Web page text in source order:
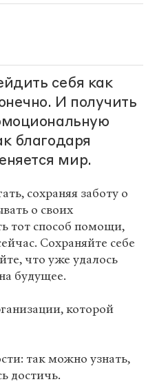
себя как
И получить
благодаря
мир.
сохраняя заботу о
о своих
тот способ помощи,
Сохраняйте себе
что уже удалось
будущее.
которой
так можно узнать,
достичь.